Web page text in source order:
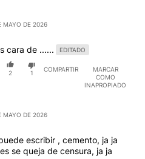
MAYO DE 2026
cara de ...... EDITADO
2 1
COMPARTIR
MARCAR
COMO
INAPROPIADO
MAYO DE 2026
escribir , cemento, ja ja
se queja de censura, ja ja